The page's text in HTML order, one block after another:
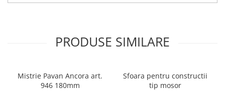
Gleturi și tencuieli
Tencuieli decorative și vopsele
Lacuri lemn
Vopsele spray
PRODUSE SIMILARE
Mistrie Pavan Ancora art.
946 180mm
Sfoara pentru constructii
tip mosor